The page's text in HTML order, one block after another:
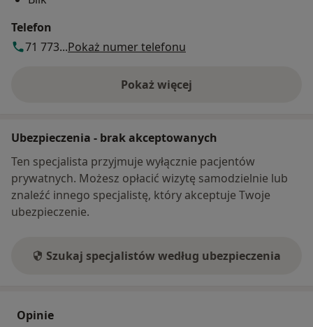
Telefon
71 773...Pokaż numer telefonu
Pokaż więcej
o adresie
Ubezpieczenia - brak akceptowanych
Ten specjalista przyjmuje wyłącznie pacjentów
prywatnych. Możesz opłacić wizytę samodzielnie lub
znaleźć innego specjalistę, który akceptuje Twoje
ubezpieczenie.
Szukaj specjalistów według ubezpieczenia
Opinie